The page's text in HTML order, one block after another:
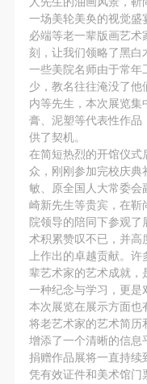
一场美轮美奂的视觉
必端等老一辈版画艺
刻，让我们领略了黑
一些美院名师由于常
少，教名往往淹没了
内等先生，本次展览
膏、泥塑等代表性作
供了契机。
在简短热烈的开馆仪
众，刚刚参加完校庆
敏、原全国人大常委
崎新先生等贵宾，在
院领导的陪同下参观
术积累赞叹不已，并
上作出的卓越贡献。
辈艺术家的艺术成就
一种纪念与学习，更是
本次展览在展示方面
将老艺术家的艺术简
增添了一个清晰的信
捐赠作品展将一直持
凭有效证件和美术馆门
品质。
第三条
参加本次活动人员
能力的人，18周岁
同下参观。
第四条
参加活动者在此次活
励参加者自行购买人
故，活动中任何非
事故的任何责任，
成员应当积极主动
身不承担任何法律责
的人身安全不负有
第五条
参加活动者在此次活
序、维护美术馆场
衍生品的安全。活动
品质。
第三条
参加本次活动人员
能力的人，18周岁
同下参观。
第四条
参加活动者在此次活
励参加者自行购买人
故，活动中任何非
事故的任何责任，
成员应当积极主动
身不承担任何法律责
的人身安全不负有
第五条
参加活动者在此次活
序、维护美术馆场
衍生品的安全。活动
品质。
第三条
参加本次活动人员
能力的人，18周岁
同下参观。
第四条
参加活动者在此次活
励参加者自行购买人
故，活动中任何非
事故的任何责任，
成员应当积极主动
身不承担任何法律责
的人身安全不负有
第五条
参加活动者在此次活
序、维护美术馆场
衍生品的安全。活动
手机号码
手机
验证码
可使用雅